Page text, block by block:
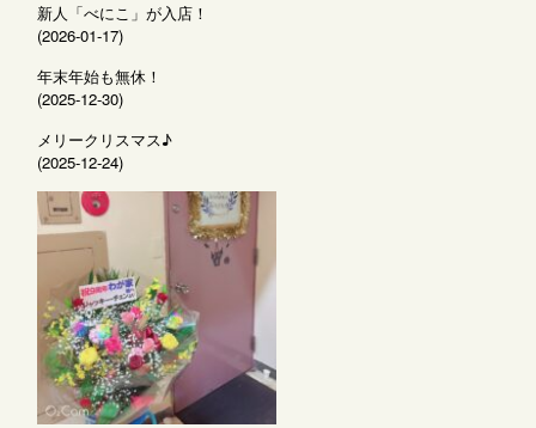
新人「べにこ」が入店！
(2026-01-17)
年末年始も無休！
(2025-12-30)
メリークリスマス♪
(2025-12-24)